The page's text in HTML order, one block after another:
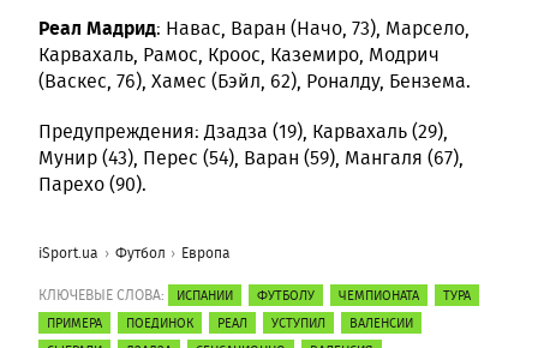
Реал Мадрид: Навас, Варан (Начо, 73), Марсело,
Карвахаль, Рамос, Кроос, Каземиро, Модрич
(Васкес, 76), Хамес (Бэйл, 62), Роналду, Бензема.
Предупреждения: Дзадза (19), Карвахаль (29),
Мунир (43), Перес (54), Варан (59), Мангаля (67),
Парехо (90).
iSport.ua Футбол Европа
КЛЮЧЕВЫЕ СЛОВА: ИСПАНИИ ФУТБОЛУ ЧЕМПИОНАТА
ТУРА
ПРИМЕРА
ПОЕДИНОК РЕАЛ УСТУПИЛ
ВАЛЕНСИИ